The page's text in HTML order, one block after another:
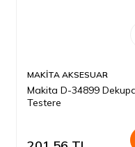
MAKİTA AKSESUAR
Makita D-34899
Testere